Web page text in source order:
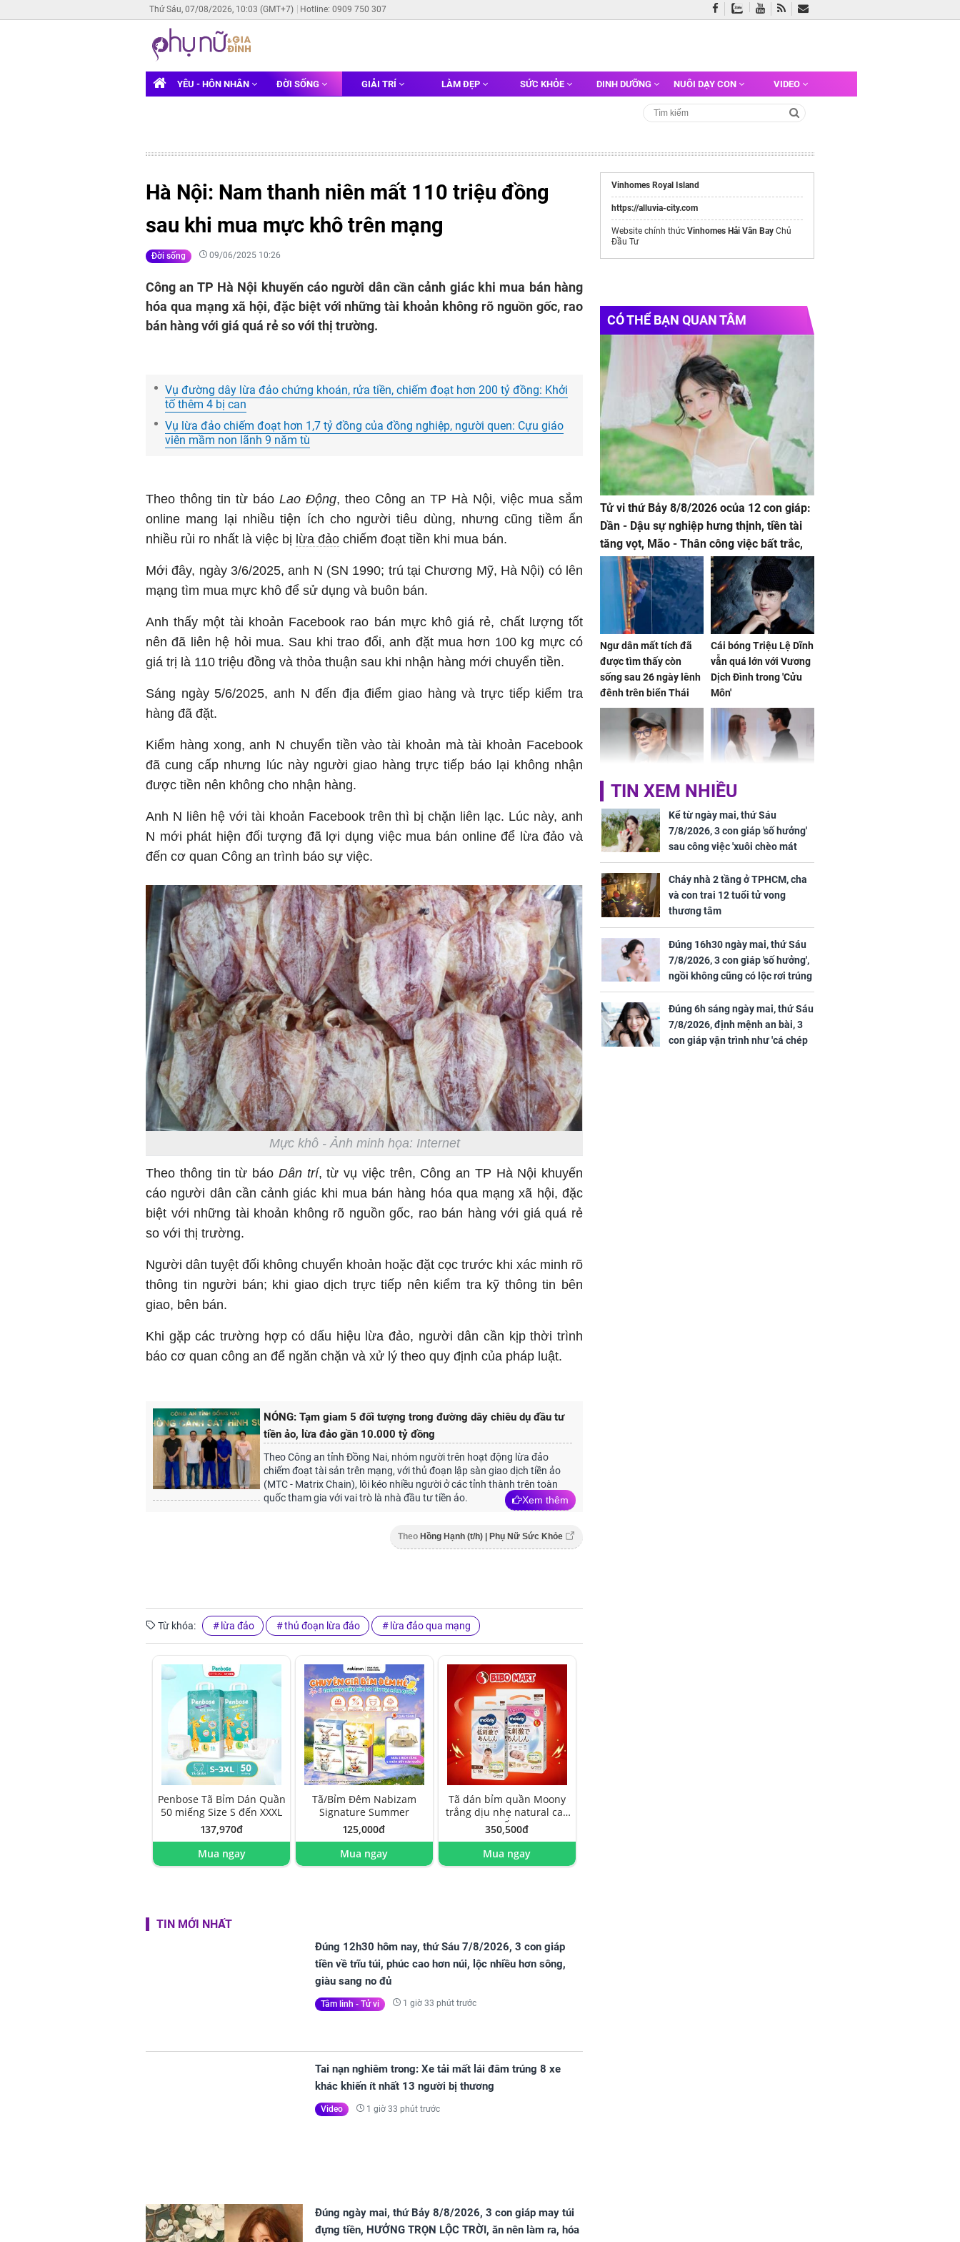
Thứ Sáu, 07/08/2026, 10:03 (GMT+7) Hotline: 0909 750 307
YÊU - HÔN NHÂN ĐỜI SỐNG GIẢI TRÍ LÀM ĐẸP SỨC KHỎE DINH DƯỠNG NUÔI DẠY CON VIDEO
Hà Nội: Nam thanh niên mất 110 triệu đồng
sau khi mua mực khô trên mạng
Đời sống 09/06/2025 10:26
Công an TP Hà Nội khuyến cáo người dân cần cảnh giác khi mua bán hàng
hóa qua mạng xã hội, đặc biệt với những tài khoản không rõ nguồn gốc, rao
bán hàng với giá quá rẻ so với thị trường.
Vụ đường dây lừa đảo chứng khoán, rửa tiền, chiếm đoạt hơn 200 tỷ đồng: Khởi
tố thêm 4 bị can
Vụ lừa đảo chiếm đoạt hơn 1,7 tỷ đồng của đồng nghiệp, người quen: Cựu giáo
viên mầm non lãnh 9 năm tù
Theo thông tin từ báo Lao Động, theo Công an TP Hà Nội, việc mua sắm
online mang lại nhiều tiện ích cho người tiêu dùng, nhưng cũng tiềm ẩn
nhiều rủi ro nhất là việc bị lừa đảo chiếm đoạt tiền khi mua bán.
Mới đây, ngày 3/6/2025, anh N (SN 1990; trú tại Chương Mỹ, Hà Nội) có lên
mạng tìm mua mực khô để sử dụng và buôn bán.
Anh thấy một tài khoản Facebook rao bán mực khô giá rẻ, chất lượng tốt
nên đã liên hệ hỏi mua. Sau khi trao đổi, anh đặt mua hơn 100 kg mực có
giá trị là 110 triệu đồng và thỏa thuận sau khi nhận hàng mới chuyển tiền.
Sáng ngày 5/6/2025, anh N đến địa điểm giao hàng và trực tiếp kiểm tra
hàng đã đặt.
Kiểm hàng xong, anh N chuyển tiền vào tài khoản mà tài khoản Facebook
đã cung cấp nhưng lúc này người giao hàng trực tiếp báo lại không nhận
được tiền nên không cho nhận hàng.
Anh N liên hệ với tài khoản Facebook trên thì bị chặn liên lạc. Lúc này, anh
N mới phát hiện đối tượng đã lợi dụng việc mua bán online để lừa đảo và
đến cơ quan Công an trình báo sự việc.
Mực khô - Ảnh minh họa: Internet
Theo thông tin từ báo Dân trí, từ vụ việc trên, Công an TP Hà Nội khuyến
cáo người dân cần cảnh giác khi mua bán hàng hóa qua mạng xã hội, đặc
biệt với những tài khoản không rõ nguồn gốc, rao bán hàng với giá quá rẻ
so với thị trường.
Người dân tuyệt đối không chuyển khoản hoặc đặt cọc trước khi xác minh rõ
thông tin người bán; khi giao dịch trực tiếp nên kiểm tra kỹ thông tin bên
giao, bên bán.
Khi gặp các trường hợp có dấu hiệu lừa đảo, người dân cần kịp thời trình
báo cơ quan công an để ngăn chặn và xử lý theo quy định của pháp luật.
NÓNG: Tạm giam 5 đối tượng trong đường dây chiêu dụ đầu tư
tiền ảo, lừa đảo gần 10.000 tỷ đồng
Theo Công an tỉnh Đồng Nai, nhóm người trên hoạt động lừa đảo
chiếm đoạt tài sản trên mạng, với thủ đoạn lập sàn giao dịch tiền ảo
(MTC - Matrix Chain), lôi kéo nhiều người ở các tỉnh thành trên toàn
quốc tham gia với vai trò là nhà đầu tư tiền ảo.
Xem thêm
Theo Hồng Hạnh (t/h) | Phụ Nữ Sức Khỏe
Từ khóa: lừa đảo thủ đoạn lừa đảo lừa đảo qua mạng
Penbose Tã Bỉm Dán Quần
50 miếng Size S đến XXXL
137,970đ
Mua ngay
Tã/Bỉm Đêm Nabizam
Signature Summer
125,000đ
Mua ngay
Tã dán bỉm quần Moony
trắng dịu nhẹ natural cao
cấp
350,500đ
Mua ngay
TIN MỚI NHẤT
Đúng 12h30 hôm nay, thứ Sáu 7/8/2026, 3 con giáp
tiền về trĩu túi, phúc cao hơn núi, lộc nhiều hơn sông,
giàu sang no đủ
Tâm linh - Tử vi 1 giờ 33 phút trước
Tai nạn nghiêm trong: Xe tải mất lái đâm trúng 8 xe
khác khiến ít nhất 13 người bị thương
Đúng ngày mai, thứ Bảy 8/8/2026, 3 con giáp may túi
Vinhomes Royal Island
https://alluvia-city.com
Website chính thức Vinhomes Hải Vân Bay Chủ
Đầu Tư
CÓ THỂ BẠN QUAN TÂM
Tử vi thứ Bảy 8/8/2026 ocủa 12 con giáp:
Dần - Dậu sự nghiệp hưng thịnh, tiền tài
tăng vọt, Mão - Thân công việc bất trắc,
tiền mất tật mang
Ngư dân mất tích đã
được tìm thấy còn
sống sau 26 ngày lênh
đênh trên biển Thái
Bình Dương
Cái bóng Triệu Lệ Dĩnh
vẫn quá lớn với Vương
Dịch Đình trong 'Cửu
Môn'
Lý Liên Kiệt lên tiếng
sau tin đồn thay tim,
cởi áo chứng minh sức
khỏe
Cô gái bị ép đi xem
mắt, nhưng vừa thấy
đối tượng mai mối thì
đỏ mặt ‘đứng hình’
không đồng hành cùng
Châu Tinh Trì, Địch Lệ
Nhiệt Ba quảng bá
TIN XEM NHIỀU
Kể từ ngày mai, thứ Sáu
7/8/2026, 3 con giáp 'số hưởng'
sau công việc 'xuôi chèo mát
mái', tiền tài 'thu về như nước',
tình duyên viên mãn
Cháy nhà 2 tầng ở TPHCM, cha
và con trai 12 tuổi tử vong
thương tâm
Đúng 16h30 ngày mai, thứ Sáu
7/8/2026, 3 con giáp 'số hưởng',
ngồi không cũng có lộc rơi trúng
đầu, vừa tránh được họa vừa có
tiền vàng
Đúng 6h sáng ngày mai, thứ Sáu
7/8/2026, định mệnh an bài, 3
con giáp vận trình như 'cá chép